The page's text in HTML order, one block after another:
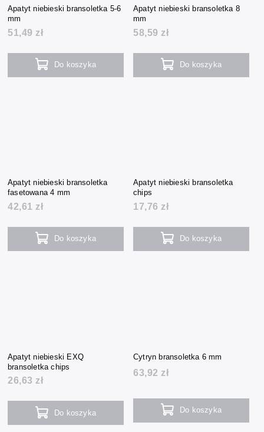
Apatyt niebieski bransoletka 5-6
mm
51,49 zł
Do koszyka
Apatyt niebieski bransoletka 8
mm
58,59 zł
Do koszyka
Apatyt niebieski bransoletka
fasetowana 4 mm
42,61 zł
Do koszyka
Apatyt niebieski bransoletka
chips
17,76 zł
Do koszyka
Apatyt niebieski EXQ
bransoletka chips
26,63 zł
Do koszyka
Cytryn bransoletka 6 mm
63,92 zł
Do koszyka